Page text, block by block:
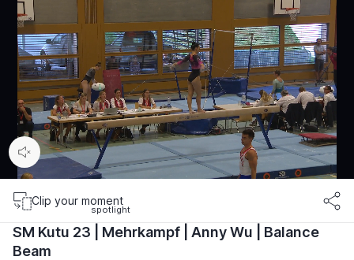
00:16 / 01:44
SM Kutu 23 | Mehrkampf | Anny Wu | Balance
Beam
Clip your moment